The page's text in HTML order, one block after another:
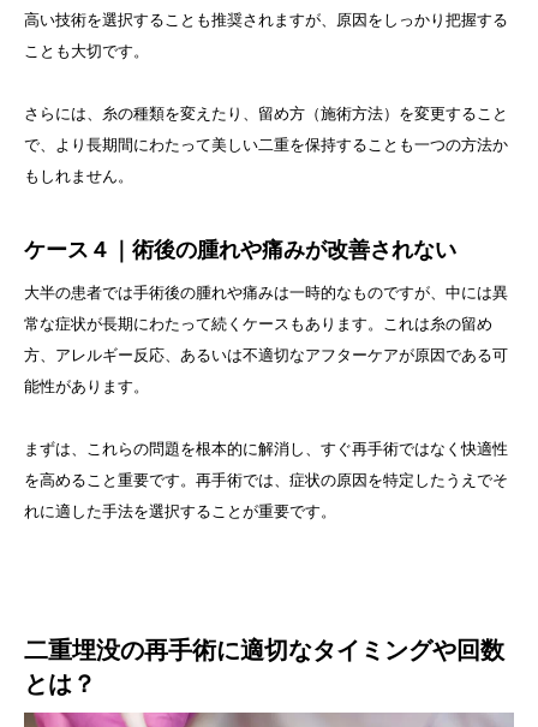
高い技術を選択することも推奨されますが、原因をしっかり把握する
ことも大切です。
さらには、糸の種類を変えたり、留め方（施術方法）を変更すること
で、より長期間にわたって美しい二重を保持することも一つの方法か
もしれません。
ケース４｜術後の腫れや痛みが改善されない
大半の患者では手術後の腫れや痛みは一時的なものですが、中には異
常な症状が長期にわたって続くケースもあります。これは糸の留め
方、アレルギー反応、あるいは不適切なアフターケアが原因である可
能性があります。
まずは、これらの問題を根本的に解消し、すぐ再手術ではなく快適性
を高めること重要です。再手術では、症状の原因を特定したうえでそ
れに適した手法を選択することが重要です。
二重埋没の再手術に適切なタイミングや回数
とは？